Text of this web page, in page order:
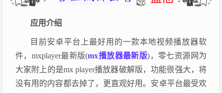
应用介绍
目前安卓平台上最好用的一款本地视频播放器软
件，mxplayer最新版(mx播放器最新版)，零七资源网为
大家附上的是mx player播放器破解版，功能很强大，将
没有用的内容都去掉了，更直观好用。安卓平台最受欢